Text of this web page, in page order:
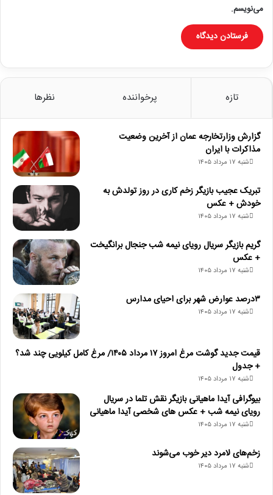
می‌نویسم.
تازه پرخواننده نظرها
گزارش وزارتخارجه عمان از آخرین وضعیت
مذاکرات با ایران
شنبه ۱۷ مرداد ۱۴۰۵
تبریک عجیب بازیگر زخم کاری در روز تولدش به
خودش + عکس
شنبه ۱۷ مرداد ۱۴۰۵
گریم بازیگر سریال رویای نیمه شب جنجال برانگیخت
+ عکس
شنبه ۱۷ مرداد ۱۴۰۵
۳درصد عوارض شهر برای احیای مدارس
شنبه ۱۷ مرداد ۱۴۰۵
قیمت جدید گوشت مرغ امروز ۱۷ مرداد ۱۴۰۵/ مرغ کامل کیلویی چند شد؟
+ جدول
شنبه ۱۷ مرداد ۱۴۰۵
بیوگرافی آیدا ماهیانی بازیگر نقش تلما در سریال
رویای نیمه شب + عکس های شخصی آیدا ماهیانی
شنبه ۱۷ مرداد ۱۴۰۵
زخم‌های لامرد دیر خوب می‌شوند
شنبه ۱۷ مرداد ۱۴۰۵